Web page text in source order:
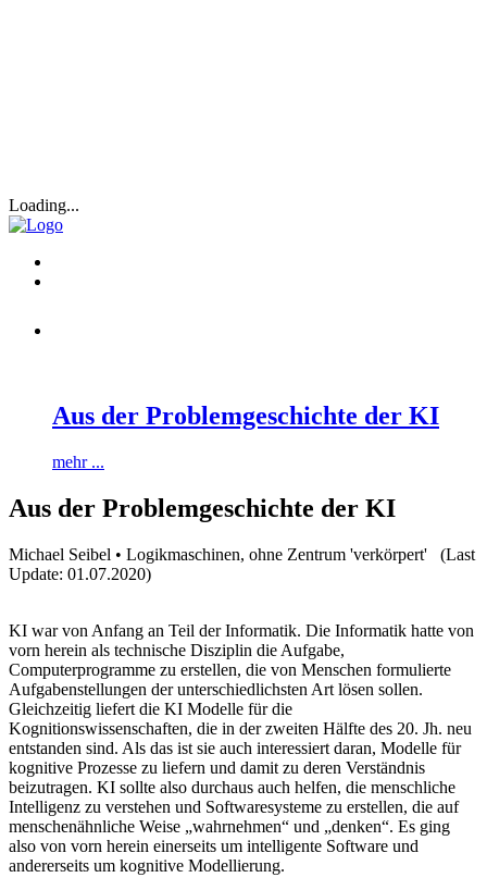
Loading...
Aus der Problemgeschichte der KI
mehr ...
Aus der Problemgeschichte der KI
Michael Seibel • Logikmaschinen, ohne Zentrum 'verkörpert' (Last
Update: 01.07.2020)
KI war von Anfang an Teil der Informatik. Die Informatik hatte von
vorn herein als technische Disziplin die Aufgabe,
Computerprogramme zu erstellen, die von Menschen formulierte
Aufgabenstellungen der unterschiedlichsten Art lösen sollen.
Gleichzeitig liefert die KI Modelle für die
Kognitionswissenschaften, die in der zweiten Hälfte des 20. Jh. neu
entstanden sind. Als das ist sie auch interessiert daran, Modelle für
kognitive Prozesse zu liefern und damit zu deren Verständnis
beizutragen. KI sollte also durchaus auch helfen, die menschliche
Intelligenz zu verstehen und Softwaresysteme zu erstellen, die auf
menschenähnliche Weise „wahrnehmen“ und „denken“. Es ging
also von vorn herein einerseits um intelligente Software und
andererseits um kognitive Modellierung.